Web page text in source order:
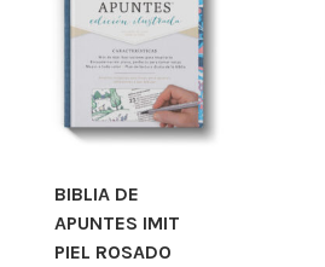
BIBLIA DE
APUNTES IMIT
PIEL ROSADO